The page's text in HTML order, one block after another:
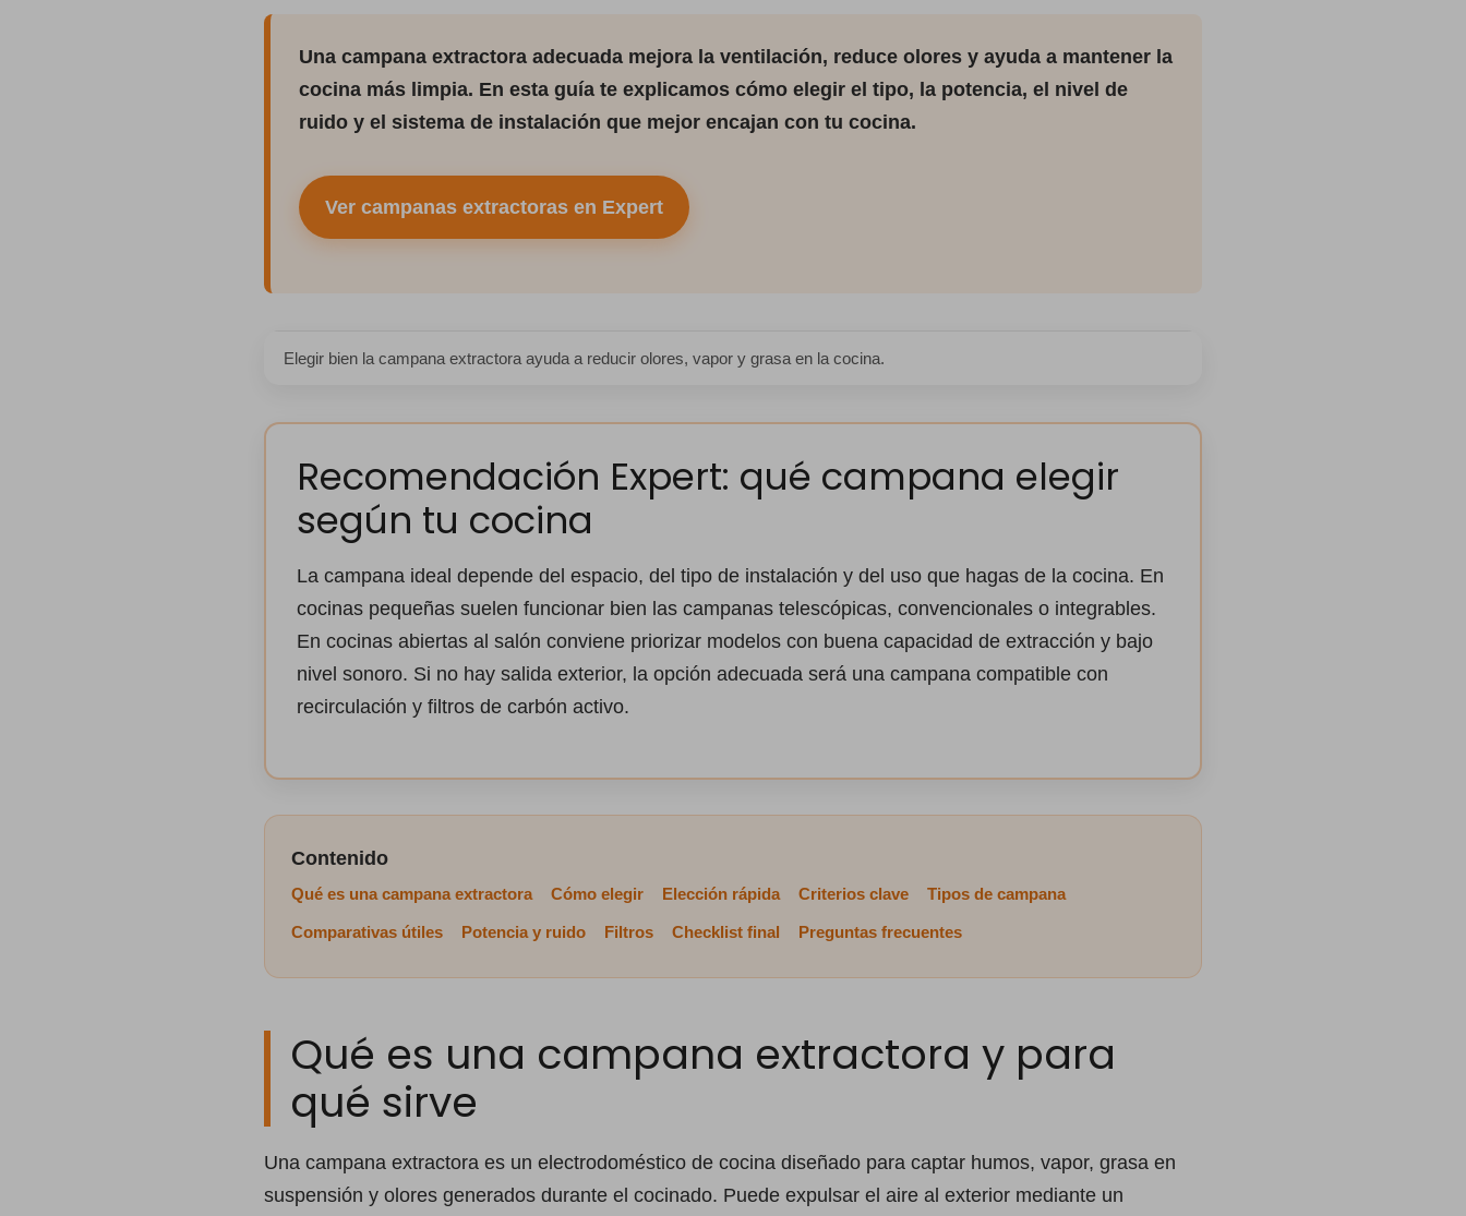
Una campana extractora adecuada mejora la ventilación, reduce olores y ayuda a mantener la
cocina más limpia. En esta guía te explicamos cómo elegir el tipo, la potencia, el nivel de
ruido y el sistema de instalación que mejor encajan con tu cocina.
Ver campanas extractoras en Expert
Elegir bien la campana extractora ayuda a reducir olores, vapor y grasa en la cocina.
Recomendación Expert: qué campana elegir
según tu cocina
La campana ideal depende del espacio, del tipo de instalación y del uso que hagas de la cocina. En
cocinas pequeñas suelen funcionar bien las campanas telescópicas, convencionales o integrables.
En cocinas abiertas al salón conviene priorizar modelos con buena capacidad de extracción y bajo
nivel sonoro. Si no hay salida exterior, la opción adecuada será una campana compatible con
recirculación y filtros de carbón activo.
Contenido
Qué es una campana extractora Cómo elegir Elección rápida Criterios clave Tipos de campana
Comparativas útiles Potencia y ruido Filtros Checklist final Preguntas frecuentes
Qué es una campana extractora y para
qué sirve
Una campana extractora es un electrodoméstico de cocina diseñado para captar humos, vapor, grasa en
suspensión y olores generados durante el cocinado. Puede expulsar el aire al exterior mediante un